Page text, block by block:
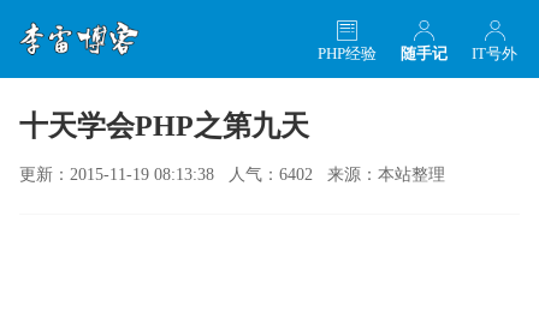
IT号外
随手记
PHP经验
十天学会PHP之第九天
更新：2015-11-19 08:13:38 人气：6402 来源：本站整理